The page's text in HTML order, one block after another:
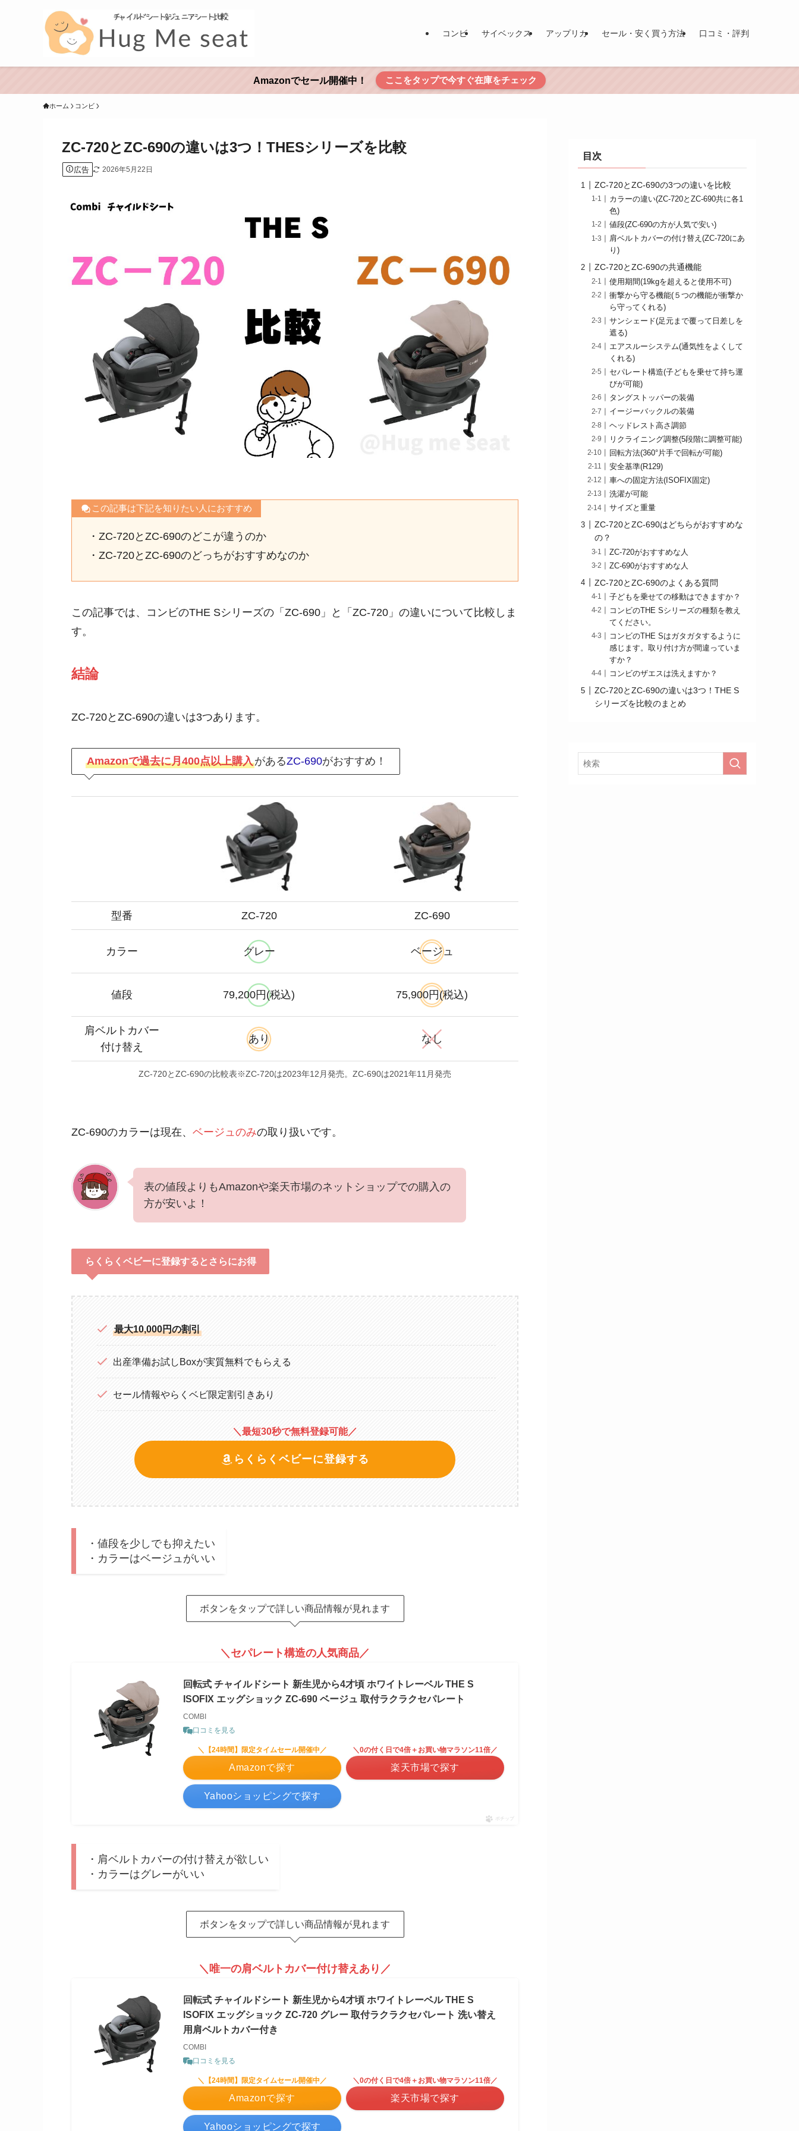
コンビ サイベックス アップリカ セール・安く買う方法 口コミ・評判
Amazonでセール開催中！ ここをタップで今すぐ在庫をチェック
ホーム コンビ
ZC-720とZC-690の違いは3つ！THESシリーズを比較
広告 2026年5月22日
この記事は下記を知りたい人におすすめ
・ZC-720とZC-690のどこが違うのか
・ZC-720とZC-690のどっちがおすすめなのか
この記事では、コンビのTHE Sシリーズの「ZC-690」と「ZC-720」の違いについて比較しま
す。
結論
ZC-720とZC-690の違いは3つあります。
Amazonで過去に月400点以上購入があるZC-690がおすすめ！
型番 ZC-720 ZC-690
カラー グレー ベージュ
値段 79,200円(税込) 75,900円(税込)
肩ベルトカバー
付け替え
あり なし
ZC-720とZC-690の比較表※ZC-720は2023年12月発売。ZC-690は2021年11月発売
ZC-690のカラーは現在、 ベージュのみの取り扱いです。
表の値段よりもAmazonや楽天市場のネットショップでの購入の
方が安いよ！
らくらくベビーに登録するとさらにお得
最大10,000円の割引
出産準備お試しBoxが実質無料でもらえる
セール情報やらくベビ限定割引きあり
＼最短30秒で無料登録可能／
らくらくベビーに登録する
・値段を少しでも抑えたい
・カラーはベージュがいい
ボタンをタップで詳しい商品情報が見れます
＼セパレート構造の人気商品／
回転式 チャイルドシート 新生児から4才頃 ホワイトレーベル THE S
ISOFIX エッグショック ZC-690 ベージュ 取付ラクラクセパレート
COMBI
口コミを見る
＼【24時間】限定タイムセール開催中／
Amazonで探す
＼0の付く日で4倍＋お買い物マラソン11倍／
楽天市場で探す
Yahooショッピングで探す
ポチップ
・肩ベルトカバーの付け替えが欲しい
・カラーはグレーがいい
ボタンをタップで詳しい商品情報が見れます
＼唯一の肩ベルトカバー付け替えあり／
回転式 チャイルドシート 新生児から4才頃 ホワイトレーベル THE S
ISOFIX エッグショック ZC-720 グレー 取付ラクラクセパレート 洗い替え
用肩ベルトカバー付き
COMBI
口コミを見る
＼【24時間】限定タイムセール開催中／
Amazonで探す
＼0の付く日で4倍＋お買い物マラソン11倍／
楽天市場で探す
Yahooショッピングで探す
目次
ZC-720とZC-690の3つの違いを比較
カラーの違い(ZC-720とZC-690共に各1
色)
値段(ZC-690の方が人気で安い)
肩ベルトカバーの付け替え(ZC-720にあ
り)
ZC-720とZC-690の共通機能
使用期間(19kgを超えると使用不可)
衝撃から守る機能(５つの機能が衝撃か
ら守ってくれる)
サンシェード(足元まで覆って日差しを
遮る)
エアスルーシステム(通気性をよくして
くれる)
セパレート構造(子どもを乗せて持ち運
びが可能)
タングストッパーの装備
イージーバックルの装備
ヘッドレスト高さ調節
リクライニング調整(5段階に調整可能)
回転方法(360°片手で回転が可能)
安全基準(R129)
車への固定方法(ISOFIX固定)
洗濯が可能
サイズと重量
ZC-720とZC-690はどちらがおすすめな
の？
ZC-720がおすすめな人
ZC-690がおすすめな人
ZC-720とZC-690のよくある質問
子どもを乗せての移動はできますか？
コンビのTHE Sシリーズの種類を教え
てください。
コンビのTHE Sはガタガタするように
感じます。取り付け方が間違っていま
すか？
コンビのザエスは洗えますか？
ZC-720とZC-690の違いは3つ！THE S
シリーズを比較のまとめ